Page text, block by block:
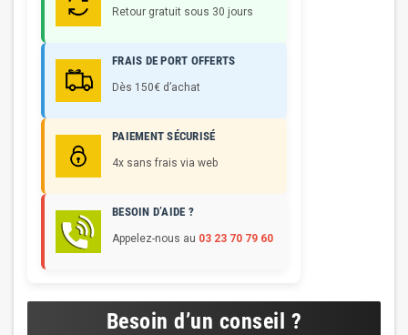
Retour gratuit sous 30 jours
FRAIS DE PORT OFFERTS
Dès 150€ d’achat
PAIEMENT SÉCURISÉ
4x sans frais via web
BESOIN D’AIDE ?
Appelez-nous au 03 23 70 79 60
Besoin d’un conseil ?